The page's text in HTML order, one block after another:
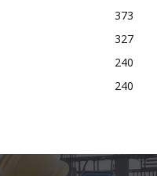
373
327
240
240